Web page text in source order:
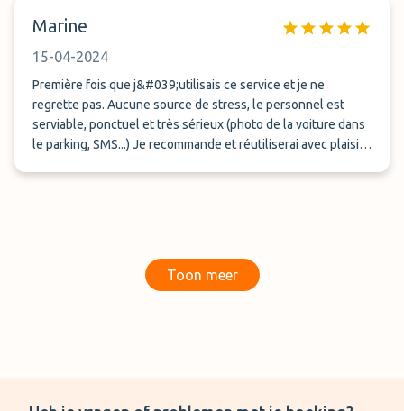
Marine
15-04-2024
Première fois que j&#039;utilisais ce service et je ne
regrette pas. Aucune source de stress, le personnel est
serviable, ponctuel et très sérieux (photo de la voiture dans
le parking, SMS...) Je recommande et réutiliserai avec plaisir
Toon meer